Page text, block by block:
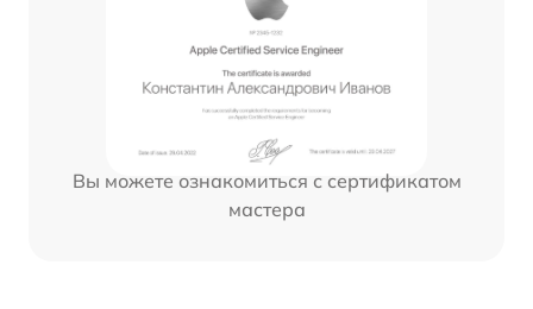
Вы можете ознакомиться с сертификатом
мастера